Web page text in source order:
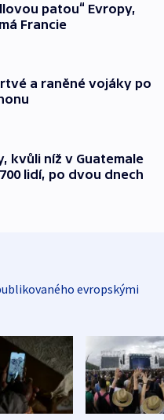
patou“ Evropy,
Francie
a raněné vojáky po
kvůli níž v Guatemale
lidí, po dvou dnech
evropskými